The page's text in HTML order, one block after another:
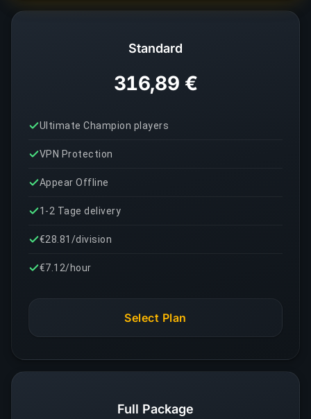
Standard
316,89 €
Ultimate Champion players
VPN Protection
Appear Offline
1-2 Tage delivery
€28.81/division
€7.12/hour
Select Plan
Full Package